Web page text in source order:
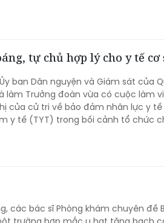
tự chủ hợp lý cho y tế cơ
ban Dân nguyện và Giám sát của
làm Trưởng đoàn vừa có cuộc làm
của cử tri về bảo đảm nhân lực y
y tế (TYT) trong bối cảnh tổ chức
các bác sĩ Phòng khám chuyên đề